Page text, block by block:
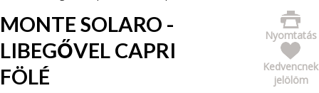
MONTE SOLARO -
LIBEGŐVEL CAPRI
FÖLÉ
Nyomtatás
Kedvencnek
jelölöm